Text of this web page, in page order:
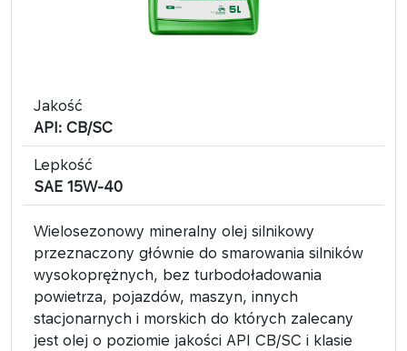
Jakość
API: CB/SC
Lepkość
SAE 15W-40
Wielosezonowy mineralny olej silnikowy
przeznaczony głównie do smarowania silników
wysokoprężnych, bez turbodoładowania
powietrza, pojazdów, maszyn, innych
stacjonarnych i morskich do których zalecany
jest olej o poziomie jakości API CB/SC i klasie